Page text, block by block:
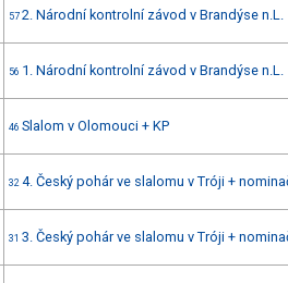
57 2. Národní kontrolní závod v Brandýse n.L.
56 1. Národní kontrolní závod v Brandýse n.L.
46 Slalom v Olomouci + KP
32 4. Český pohár ve slalomu v Tróji +
31 3. Český pohár ve slalomu v Tróji +